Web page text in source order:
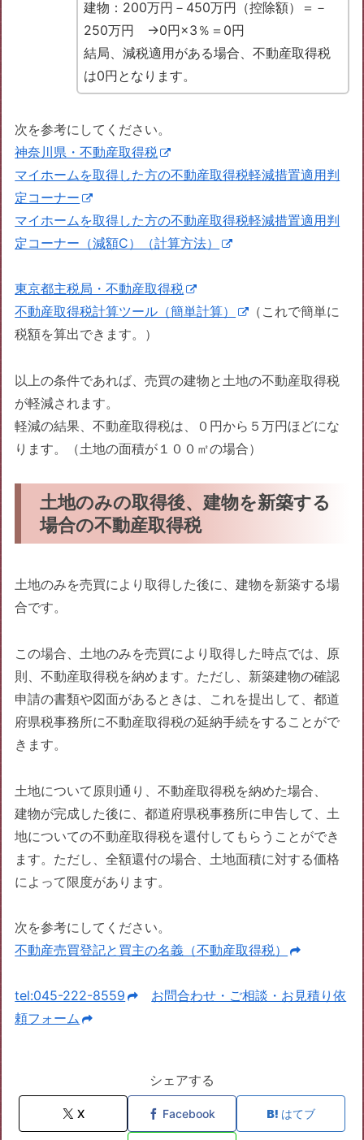
建物：200万円－450万円（控除額）＝－
250万円 →0円×3％＝0円
結局、減税適用がある場合、不動産取得税
は0円となります。
次を参考にしてください。
神奈川県・不動産取得税
マイホームを取得した方の不動産取得税軽減措置適用判
定コーナー
マイホームを取得した方の不動産取得税軽減措置適用判
定コーナー（減額C）（計算方法）
東京都主税局・不動産取得税
不動産取得税計算ツール（簡単計算）
（これで簡単に
税額を算出できます。）
以上の条件であれば、売買の建物と土地の不動産取得税
が軽減されます。
軽減の結果、不動産取得税は、０円から５万円ほどにな
ります。（土地の面積が１００㎡の場合）
土地のみの取得後、建物を新築する
場合の不動産取得税
土地のみを売買により取得した後に、建物を新築する場
合です。
この場合、土地のみを売買により取得した時点では、原
則、不動産取得税を納めます。ただし、新築建物の確認
申請の書類や図面があるときは、これを提出して、都道
府県税事務所に不動産取得税の延納手続をすることがで
きます。
土地について原則通り、不動産取得税を納めた場合、
建物が完成した後に、都道府県税事務所に申告して、土
地についての不動産取得税を還付してもらうことができ
ます。ただし、全額還付の場合、土地面積に対する価格
によって限度があります。
次を参考にしてください。
不動産売買登記と買主の名義（不動産取得税）
tel:045-222-8559
お問合わせ・ご相談・お見積り依
頼フォーム
シェアする
X Facebook はてブ